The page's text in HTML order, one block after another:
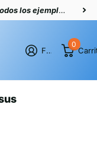
actualizados
Firme en el registro
0